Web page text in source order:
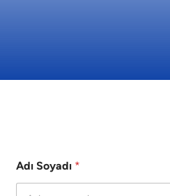
Adı Soyadı *